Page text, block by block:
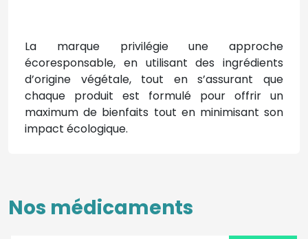
La marque privilégie une approche
écoresponsable, en utilisant des ingrédients
d’origine végétale, tout en s’assurant que
chaque produit est formulé pour offrir un
maximum de bienfaits tout en minimisant son
impact écologique.
Nos médicaments